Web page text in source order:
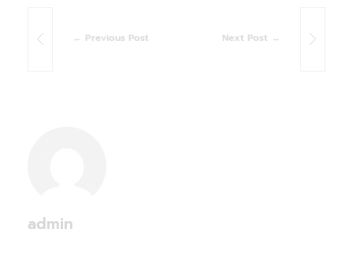
Previous Post Next Post
admin